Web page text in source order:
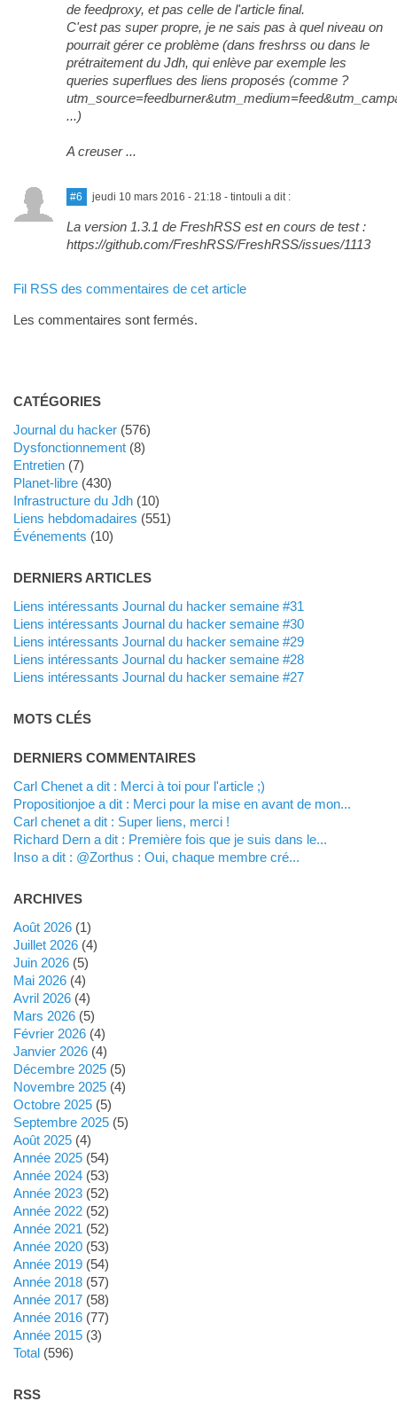
de feedproxy, et pas celle de l'article final.
C'est pas super propre, je ne sais pas à quel niveau on
pourrait gérer ce problème (dans freshrss ou dans le
prétraitement du Jdh, qui enlève par exemple les
queries superflues des liens proposés (comme ?
...)
A creuser ...
#6 jeudi 10 mars 2016 - 21:18 - tintouli a dit :
La version 1.3.1 de FreshRSS est en cours de test :
https://github.com/FreshRSS/FreshRSS/issues/1113
Fil RSS des commentaires de cet article
Les commentaires sont fermés.
CATÉGORIES
Journal du hacker(576)
dysfonctionnement(8)
Entretien(7)
planet-libre(430)
Infrastructure du Jdh(10)
liens hebdomadaires (551)
événements (10)
DERNIERS ARTICLES
Liens intéressants Journal du hacker semaine #31
Liens intéressants Journal du hacker semaine #30
Liens intéressants Journal du hacker semaine #29
Liens intéressants Journal du hacker semaine #28
Liens intéressants Journal du hacker semaine #27
MOTS CLÉS
DERNIERS COMMENTAIRES
Carl Chenet a dit : Merci à toi pour l'article ;)
propositionjoe a dit : Merci pour la mise en avant de mon...
Carl chenet a dit : Super liens, merci !
Richard Dern a dit : Première fois que je suis dans le...
inso a dit : @Zorthus : Oui, chaque membre cré...
ARCHIVES
août 2026(1)
juillet 2026(4)
juin 2026(5)
mai 2026(4)
avril 2026(4)
mars 2026(5)
février 2026(4)
janvier 2026(4)
décembre 2025(5)
novembre 2025(4)
octobre 2025(5)
septembre 2025(5)
août 2025(4)
année 2025(54)
année 2024(53)
année 2023(52)
année 2022(52)
année 2021 (52)
année 2020(53)
année 2019(54)
année 2018(57)
année 2017(58)
année 2016(77)
année 2015(3)
total (596)
RSS